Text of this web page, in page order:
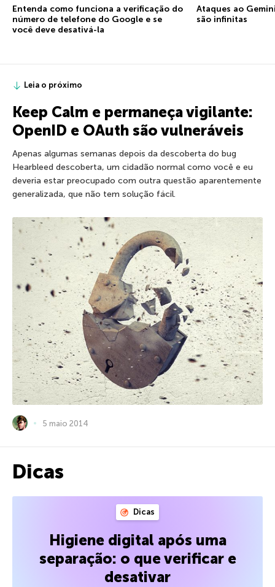
Entenda como funciona a verificação do
número de telefone do Google e se
você deve desativá-la
Ataques ao
são infinitas
Leia o próximo
Keep Calm e permaneça vigilante:
OpenID e OAuth são vulneráveis
Apenas algumas semanas depois da descoberta do bug
Hearbleed descoberta, um cidadão normal como você e eu
deveria estar preocupado com outra questão aparentemente
generalizada, que não tem solução fácil.
5 maio 2014
Dicas
Dicas
Higiene digital após uma
separação: o que verificar e
desativar